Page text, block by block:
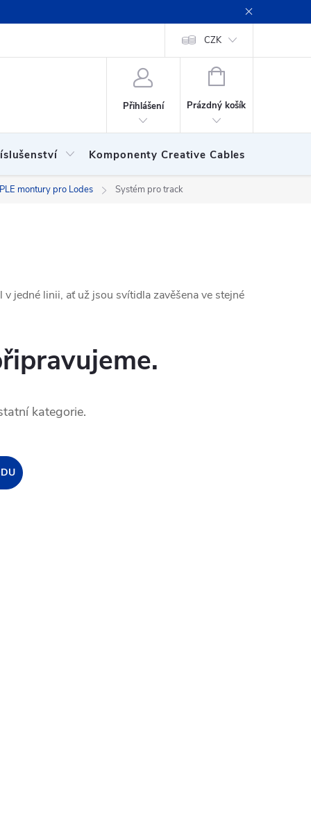
Podmínky ochrany
CZK
Přihlášení
NÁKUPNÍ
Prázdný košík
Komponenty Creative Cables
montury pro Lodes Systém pro track
jedné linii, ať už jsou svítidla zavěšena ve stejné
kategorie.